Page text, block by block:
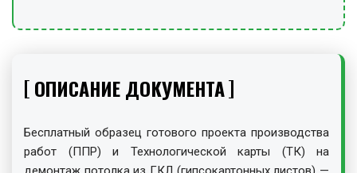
ОПИСАНИЕ ДОКУМЕНТА
Бесплатный образец готового проекта производства
работ (ППР) и Технологической карты (ТК) на